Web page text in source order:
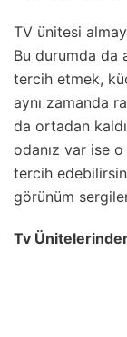
TV ünitesi
Bu durumda da
tercih etmek,
aynı zamanda
da ortadan
odanız var ise
tercih
görünüm
Tv